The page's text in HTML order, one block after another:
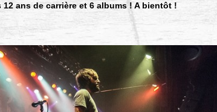
ans de carrière et 6 albums ! A bientôt !